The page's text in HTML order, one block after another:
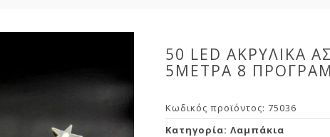
50 LED ΑΚΡΥΛΙΚΑ
5ΜΕΤΡΑ 8
Κωδικός προϊόντος:75036
Κατηγορία:Λαμπάκια